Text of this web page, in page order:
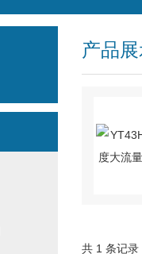
产品
共 1 条记